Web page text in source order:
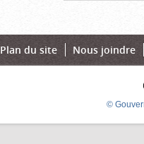
Plan du site Nous joindre
©